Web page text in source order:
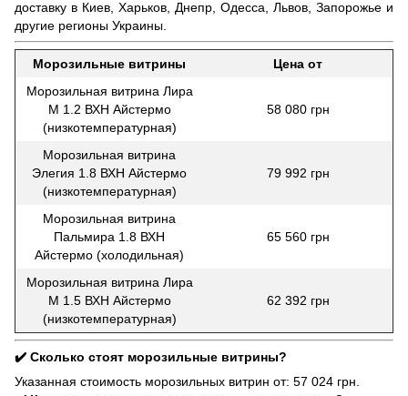
доставку в Киев, Харьков, Днепр, Одесса, Львов, Запорожье и
другие регионы Украины.
Морозильные витрины
Цена от
Морозильная витрина Лира
М 1.2 ВХН Айстермо
(низкотемпературная)
58 080 грн
Морозильная витрина
Элегия 1.8 ВХН Айстермо
(низкотемпературная)
79 992 грн
Морозильная витрина
Пальмира 1.8 ВХН
Айстермо (холодильная)
65 560 грн
Морозильная витрина Лира
М 1.5 ВХН Айстермо
(низкотемпературная)
62 392 грн
✔️ Сколько стоят морозильные витрины?
Указанная стоимость морозильных витрин от: 57 024 грн.